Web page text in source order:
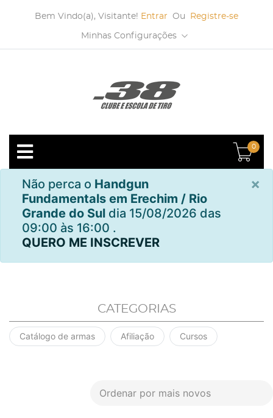
Bem Vindo(a), Visitante! Entrar Ou Registre-se
Minhas Configurações
0
Não perca o Handgun
Fundamentals em Erechim / Rio
Grande do Sul dia 15/08/2026 das
09:00 às 16:00 .
QUERO ME INSCREVER
×
CATEGORIAS
Catálogo de armas Afiliação Cursos
Ordenar por mais novos